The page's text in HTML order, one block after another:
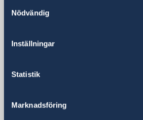
Nödvändig
Inställningar
Statistik
Marknadsföring
utlandsmyndigheterna
besökare. Vänligen
Postadress
Kansliet för stöd till mindre
utlandsmyndigheter (UD
Telefonnummer